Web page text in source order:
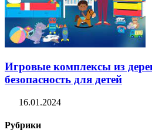
Игровые комплексы из
безопасность для детей
16.01.2024
Рубрики